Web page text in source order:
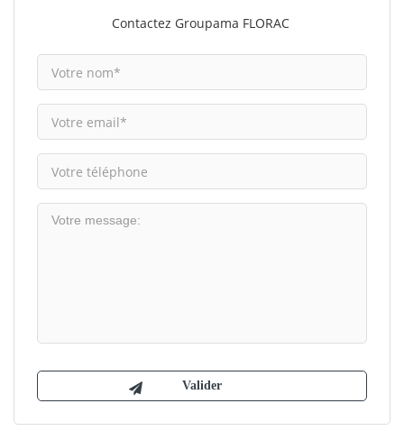
Contactez Groupama FLORAC